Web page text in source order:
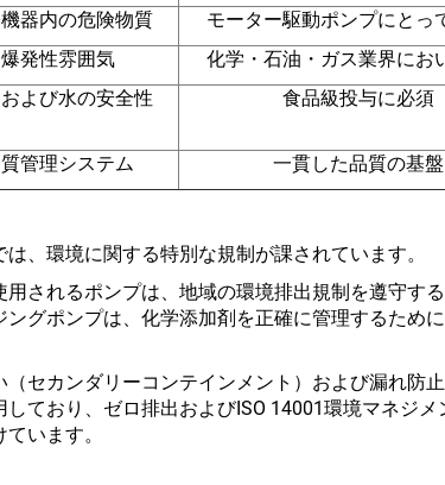
器内の危険物質
モーター駆動ポンプにとっ
爆発性雰囲気
化学・石油・ガス業界にお
よび水の安全性 食品級投与に必須
管理システム 一貫した品質の基盤
、環境に関する特別な規制が課されています。
用されるポンプは、地域の環境排出規制を遵守す
グポンプは、化学添加剤を正確に管理するため
セカンダリーコンテインメント）および漏れ防
ており、ゼロ排出およびISO 14001環境マネジメ
います。